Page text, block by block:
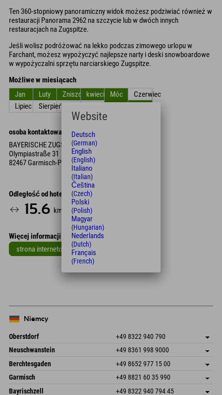
Ten 360-stopniowy panoramiczny widok możesz podziwiać również w
restauracji Panorama 2962 na szczycie lub w dwóch innych
restauracjach na Zugspitze.
Jeśli wolisz podróżować na lekko podczas zimowego urlopu w
Farchant, możesz wypożyczyć najlepsze narty i deski snowboardowe
w wypożyczalni sprzętu narciarskiego Zugspitze.
Możliwe w miesiącach
Jan
Luty ZniszczyćkwiecieńMóc
Czerwiec
Lipiec
Sierpień
osoba kontaktowa
BAYERISCHE ZUGSPITZBAHN BERGBAHN AG
Olympiastraße 31
82467 Garmisch-Partenkirchen
Odległość od hotelu
15.6 km 26
Więcej informacji
strona internetowa
Leaflet
Niemcy
Oberstdorf +49 8322 940 790
An der Breitach 3
Niemcy
Zapisz adres
Książka
Neuschwanstein +49 8361 998 9000
An der Riese 45
87484 Nesselwang im Allgäu
Niemcy
Zapisz adres
Informacje o przyjeździe
Książka
Berchtesgaden +49 8652 977 15 00
Hofreitstr. 7
Niemcy
Zapisz adres
Książka
Garmisch +49 8821 60 35 990
Frickenstraße 22
Zapisz adres
Bayrischzell +49 8322 940 794 45
Website
Deutsch
(German)
English
(English)
Italiano
(Italian)
Čeština
(Czech)
Polski
(Polish)
Magyar
(Hungarian)
Nederlands
(Dutch)
Français
(French)